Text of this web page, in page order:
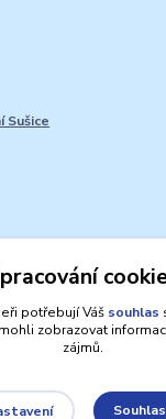
Sušice
potřebují Váš souhlas
zobrazovat
zájmů.